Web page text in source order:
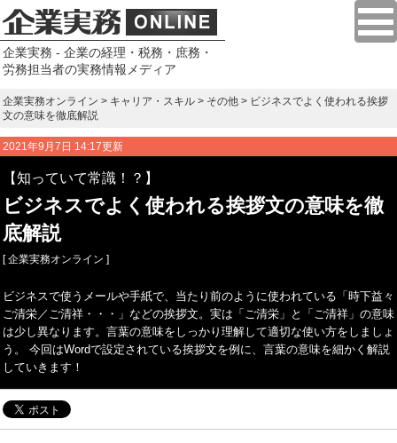
企業実務 - 企業の経理・税務・庶務・
労務担当者の実務情報メディア
企業実務オンライン > キャリア・スキル > その他 > ビジネスでよく使われる挨拶
文の意味を徹底解説
2021年9月7日 14:17更新
【知っていて常識！？】
ビジネスでよく使われる挨拶文の意味を徹
底解説
[ 企業実務オンライン ]
ビジネスで使うメールや手紙で、当たり前のように使われている「時下益々
ご清栄／ご清祥・・・」などの挨拶文。実は「ご清栄」と「ご清祥」の意味
は少し異なります。言葉の意味をしっかり理解して適切な使い方をしましょ
う。 今回はWordで設定されている挨拶文を例に、言葉の意味を細かく解説
していきます！